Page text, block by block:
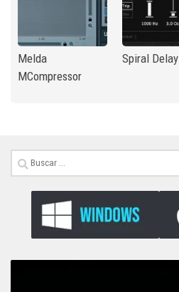
Melda
MCompressor
Spiral Delay
Buscar: